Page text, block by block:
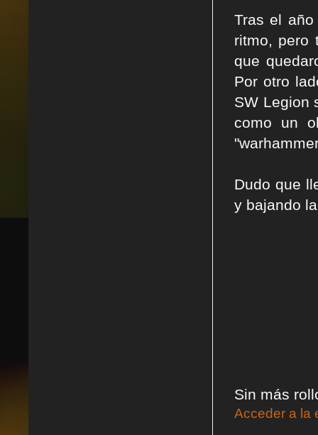
Tras el
ritmo, pero
que
Por otro
SW Legion
como un
Dudo que
y bajando
Sin más
Acceder a la